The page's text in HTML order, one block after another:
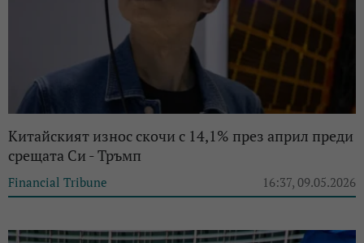
Китайският износ скочи с 14,1% през април преди
срещата Си - Тръмп
Financial Tribune 16:37, 09.05.2026